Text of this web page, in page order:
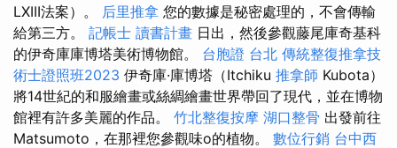
LXIII法案）。 后里推拿 您的數據是秘密處理的，不會傳輸
給第三方。 記帳士 讀書計畫 日出，然後參觀藤尾庫奇基科
的伊奇庫庫博塔美術博物館。 台胞證 台北 傳統整復推拿技
術士證照班2023 伊奇庫·庫博塔（Itchiku 推拿師 Kubota）
將14世紀的和服繪畫或絲綢繪畫世界帶回了現代，並在博物
館裡有許多美麗的作品。 竹北整復按摩 湖口整骨 出發前往
Matsumoto，在那裡您參觀味o的植物。 數位行銷 台中西